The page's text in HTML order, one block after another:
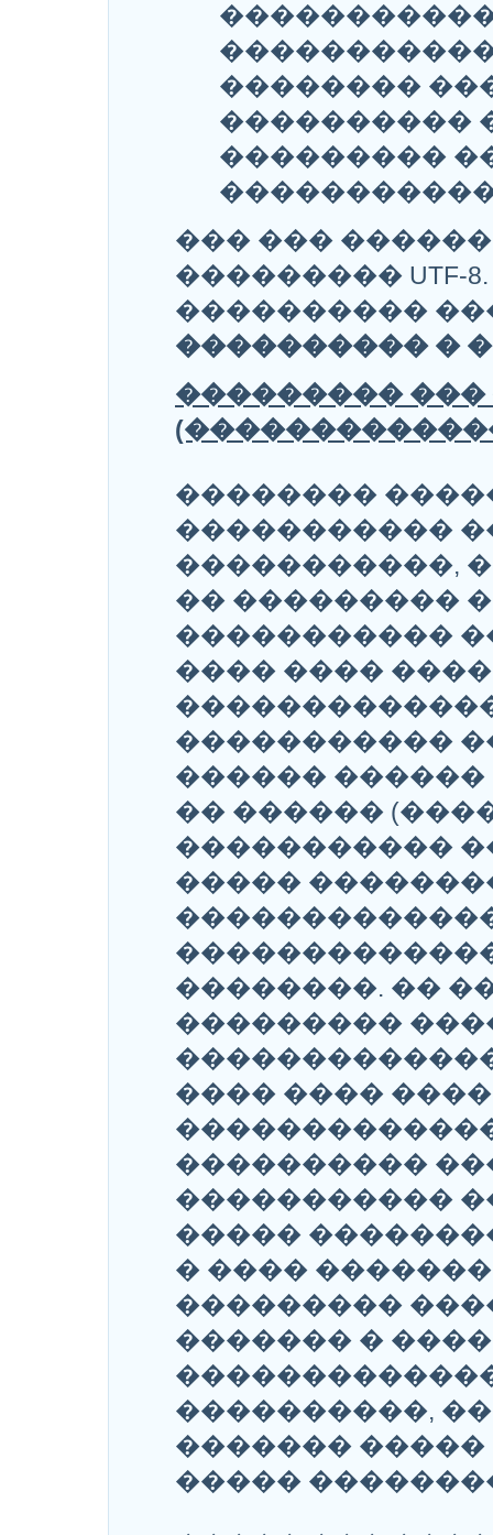
��������
����������
���������
��� ��� ������
���������
����������
���������� �
���������
��������
�����������
�����������,
�� ���������
�����������
���� ����
�����������
������
�� ������
�����������
�����
��������. ��
���������
���� ����
����������
�����������
�����
� ����
���������
������� �
����������,
�������
�����